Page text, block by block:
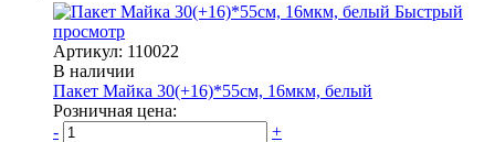
Быстрый
просмотр
Артикул: 110022
В наличии
Пакет Майка 30(+16)*55см, 16мкм, белый
Розничная цена:
-
+